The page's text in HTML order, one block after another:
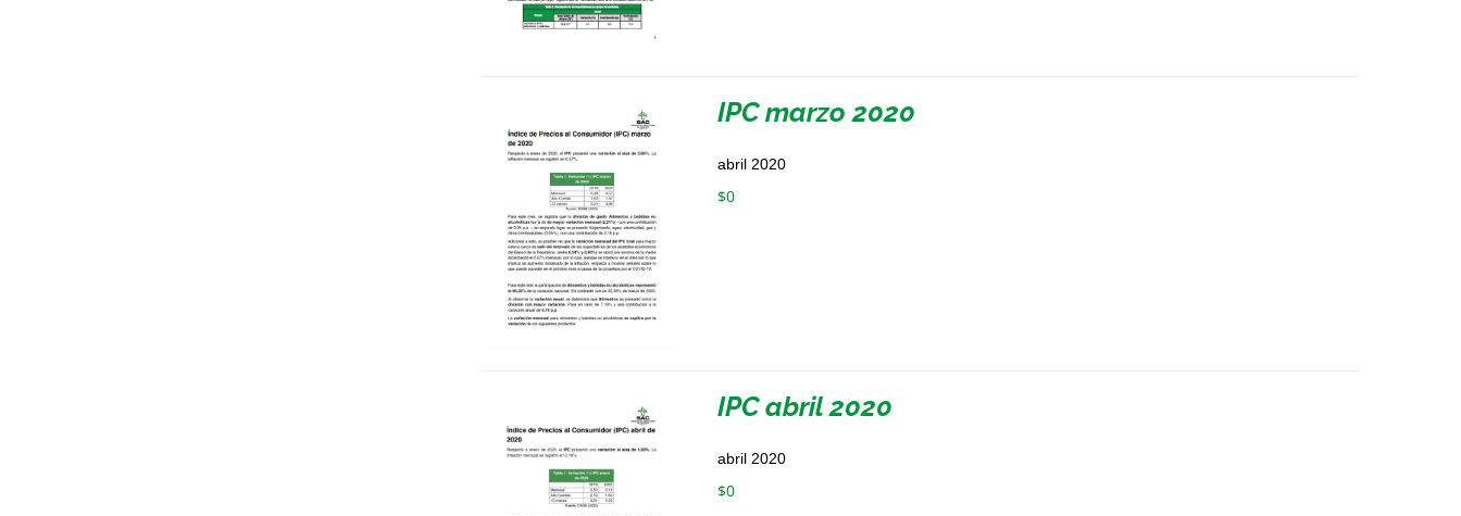
IPC marzo 2020
abril 2020
$0
IPC abril 2020
abril 2020
$0